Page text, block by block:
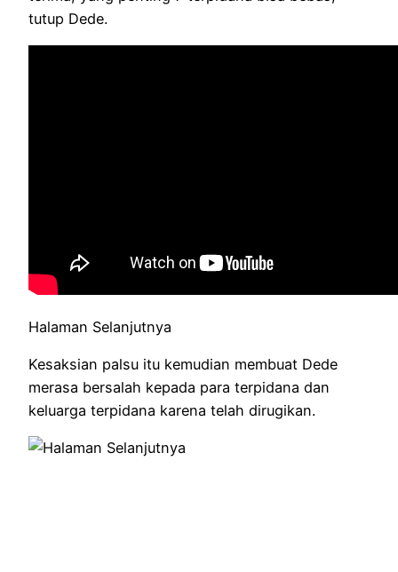
tutup Dede.
Halaman Selanjutnya
Kesaksian palsu itu kemudian membuat Dede
merasa bersalah kepada para terpidana dan
keluarga terpidana karena telah dirugikan.